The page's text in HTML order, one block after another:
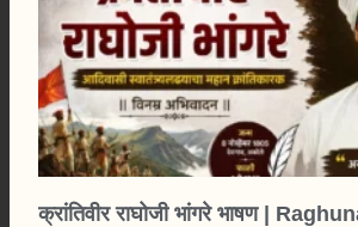
क्रांतिवीर राघोजी भांगरे भाषण |